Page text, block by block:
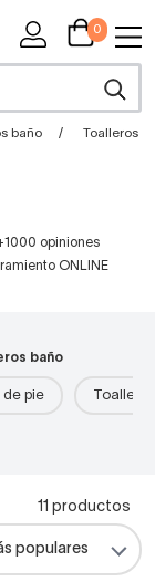
0
baño Toalleros
opiniones
ONLINE
baño
de pie
11 productos